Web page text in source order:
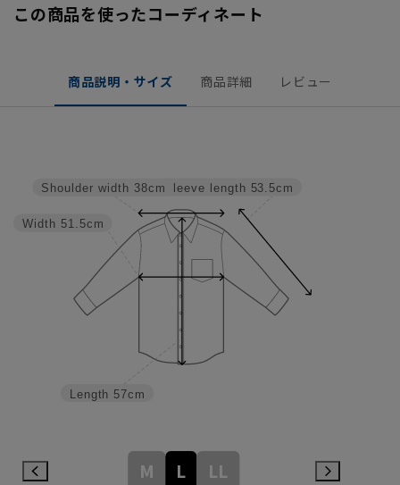
この商品を使ったコーディネート
商品説明・サイズ 商品詳細 レビュー
Sleeve length 53.5cm
Length 57cm
Width 51.5cm
Shoulder width 38cm
M L LL